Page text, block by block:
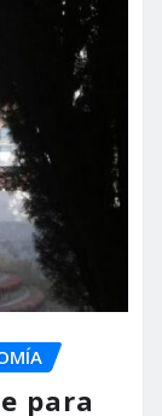
para